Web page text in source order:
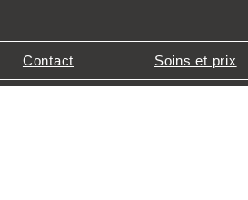
Contact Soins et prix